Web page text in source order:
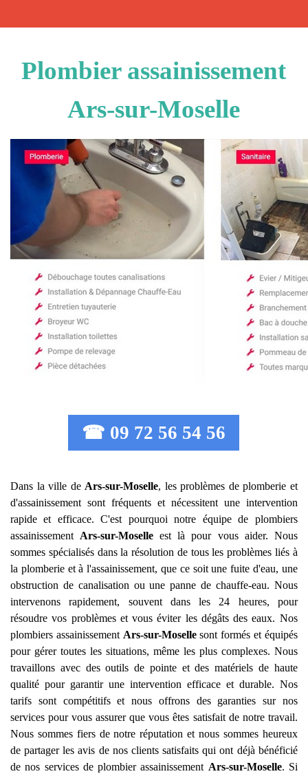
Plombier assainissement
Ars-sur-Moselle
☎ 09 72 56 54 56
Dans la ville de Ars-sur-Moselle, les problèmes de plomberie et
d'assainissement sont fréquents et nécessitent une intervention
rapide et efficace. C'est pourquoi notre équipe de plombiers
assainissement Ars-sur-Moselle est là pour vous aider. Nous
sommes spécialisés dans la résolution de tous les problèmes liés à
la plomberie et à l'assainissement, que ce soit une fuite d'eau, une
obstruction de canalisation ou une panne de chauffe-eau. Nous
intervenons rapidement, souvent dans les 24 heures, pour
résoudre vos problèmes et vous éviter les dégâts des eaux. Nos
plombiers assainissement Ars-sur-Mosellesont formés et équipés
pour gérer toutes les situations, même les plus complexes. Nous
travaillons avec des outils de pointe et des matériels de haute
qualité pour garantir une intervention efficace et durable. Nos
tarifs sont compétitifs et nous offrons des garanties sur nos
services pour vous assurer que vous êtes satisfait de notre travail.
Nous sommes fiers de notre réputation et nous sommes heureux
de partager les avis de nos clients satisfaits qui ont déjà bénéficié
de nos services de plombier assainissement Ars-sur-Moselle. Si